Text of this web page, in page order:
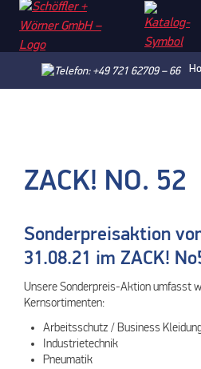
ZACK! NO. 52
Sonderpreisaktion
31.08.21 im ZACK!
Unsere Sonderpreis-Aktion umfasst
Kernsortimenten:
Arbeitsschutz / Business
Industrietechnik
Pneumatik